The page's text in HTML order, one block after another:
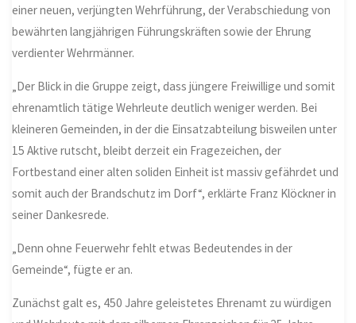
einer neuen, verjüngten Wehrführung, der Verabschiedung von
bewährten langjährigen Führungskräften sowie der Ehrung
verdienter Wehrmänner.
„Der Blick in die Gruppe zeigt, dass jüngere Freiwillige und somit
ehrenamtlich tätige Wehrleute deutlich weniger werden. Bei
kleineren Gemeinden, in der die Einsatzabteilung bisweilen unter
15 Aktive rutscht, bleibt derzeit ein Fragezeichen, der
Fortbestand einer alten soliden Einheit ist massiv gefährdet und
somit auch der Brandschutz im Dorf“, erklärte Franz Klöckner in
seiner Dankesrede.
„Denn ohne Feuerwehr fehlt etwas Bedeutendes in der
Gemeinde“, fügte er an.
Zunächst galt es, 450 Jahre geleistetes Ehrenamt zu würdigen